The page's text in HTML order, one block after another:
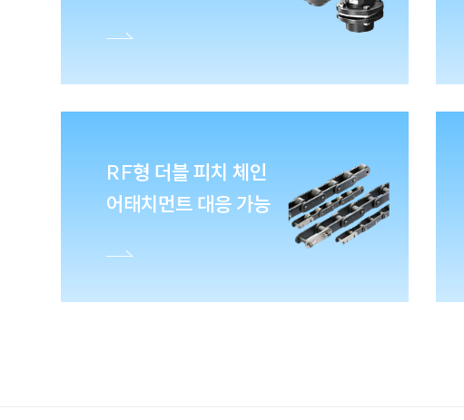
RF형 더블 피치 체인
어태치먼트 대응 가능